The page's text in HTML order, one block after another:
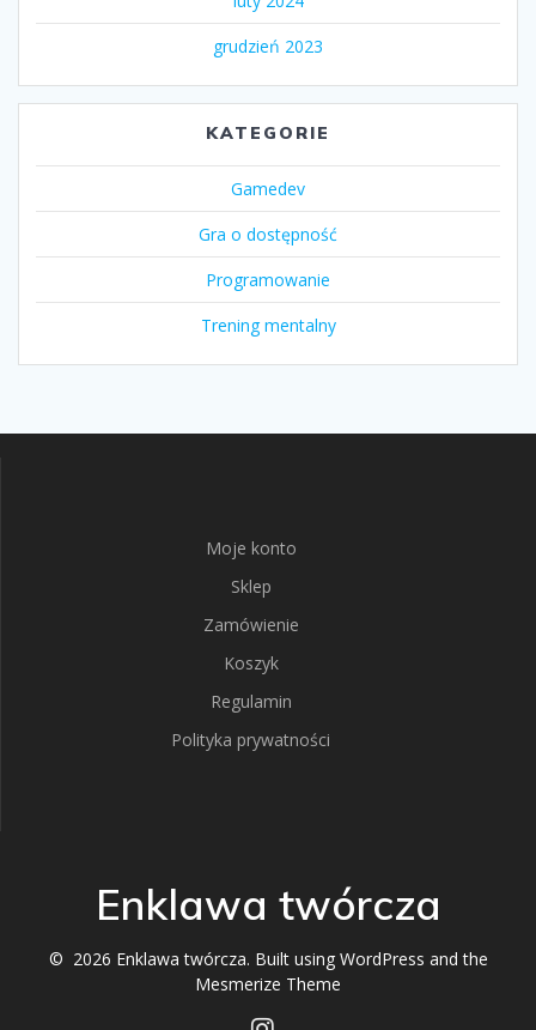
grudzień 2023
KATEGORIE
Gamedev
Gra o dostępność
Programowanie
Trening mentalny
Moje konto
Sklep
Zamówienie
Koszyk
Regulamin
Polityka prywatności
Enklawa twórcza
© 2026 Enklawa twórcza. Built using WordPress and the
Mesmerize Theme